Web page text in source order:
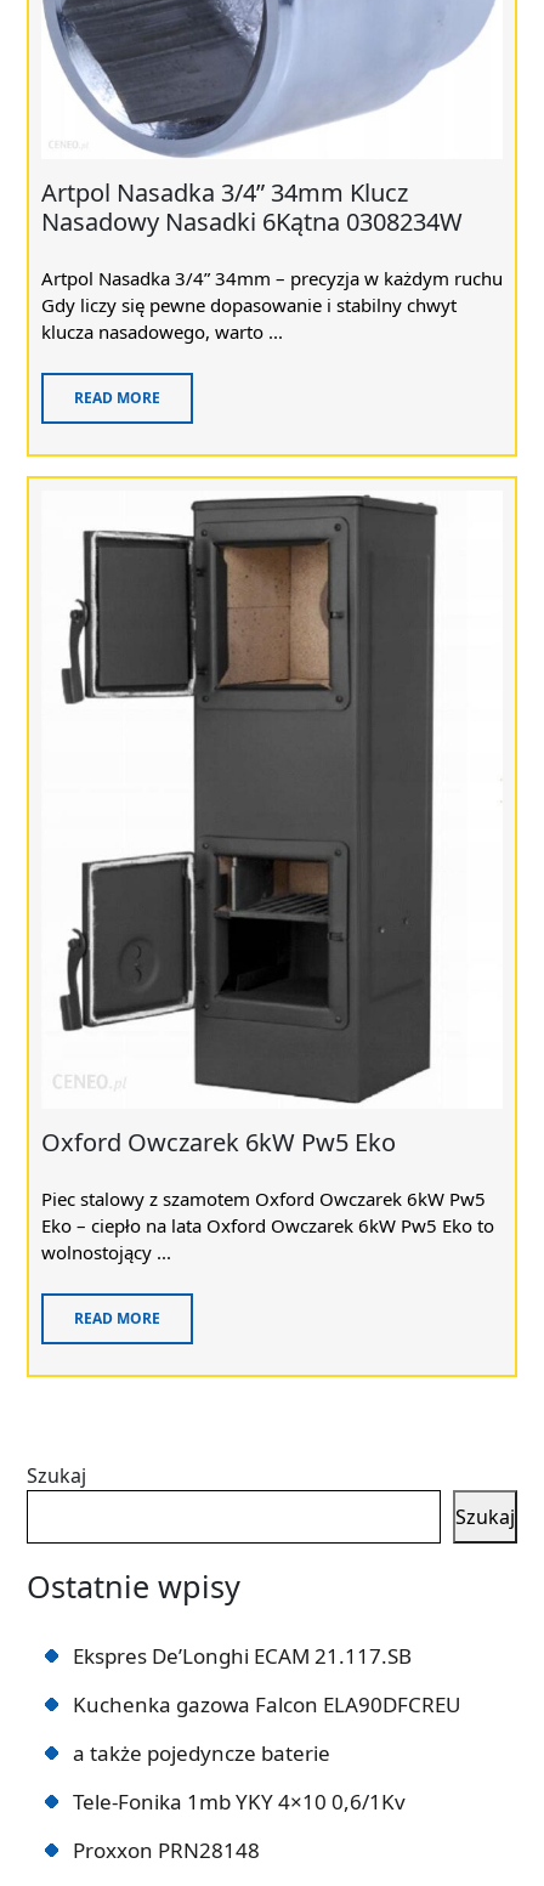
Artpol Nasadka 3/4” 34mm Klucz
Nasadowy Nasadki 6Kątna 0308234W
Artpol Nasadka 3/4” 34mm – precyzja w każdym ruchu
Gdy liczy się pewne dopasowanie i stabilny chwyt
klucza nasadowego, warto ...
READ MORE
Oxford Owczarek 6kW Pw5 Eko
Piec stalowy z szamotem Oxford Owczarek 6kW Pw5
Eko – ciepło na lata Oxford Owczarek 6kW Pw5 Eko to
wolnostojący ...
READ MORE
Szukaj
Szukaj
Ostatnie wpisy
Ekspres De’Longhi ECAM 21.117.SB
Kuchenka gazowa Falcon ELA90DFCREU
a także pojedyncze baterie
Tele-Fonika 1mb YKY 4×10 0,6/1Kv
Proxxon PRN28148